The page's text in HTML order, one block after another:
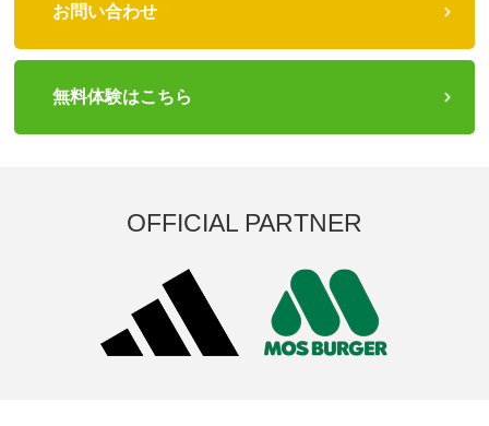
お問い合わせ
無料体験はこちら
OFFICIAL PARTNER